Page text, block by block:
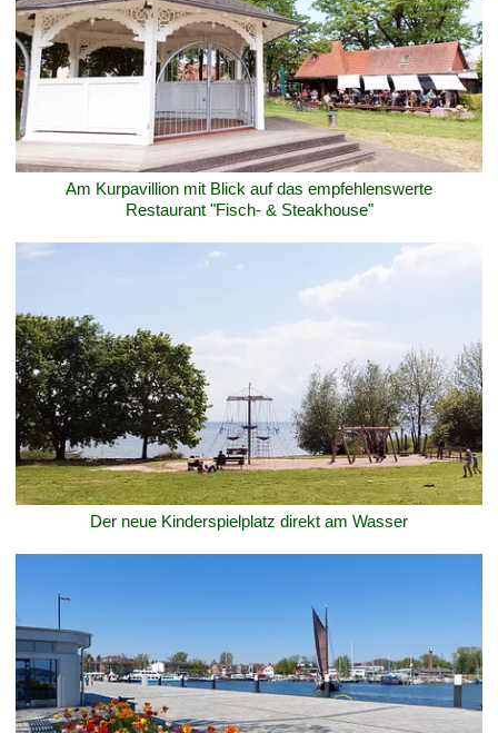
Am Kurpavillion mit Blick auf das empfehlenswerte
Restaurant "Fisch- & Steakhouse"
Der neue Kinderspielplatz direkt am Wasser